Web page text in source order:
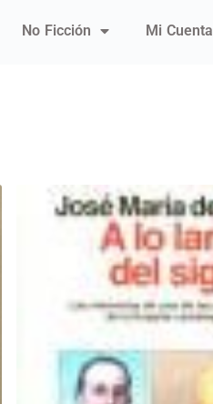
No Ficción Mi Cuenta